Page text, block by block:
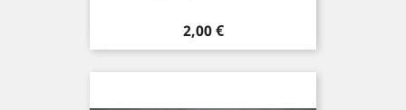
Prix
2,00 €